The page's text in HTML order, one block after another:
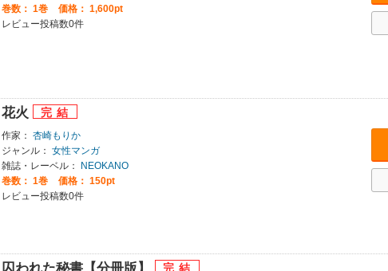
巻数： 1巻
価格： 1,600pt
レビュー投稿数0件
花火
作家： 杏崎もりか
ジャンル： 女性マンガ
雑誌・レーベル：
NEOKANO
巻数： 1巻
価格： 150pt
レビュー投稿数0件